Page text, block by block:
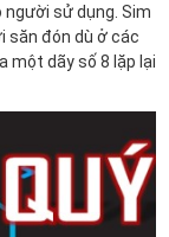
sử dụng. Sim
săn đón dù ở các
một dãy số 8 lặp lại